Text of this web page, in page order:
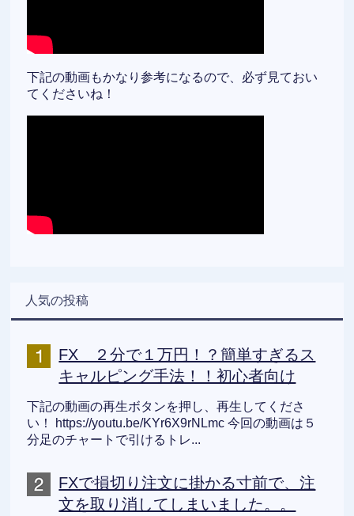
下記の動画もかなり参考になるので、必ず見ておい
てくださいね！
人気の投稿
FX ２分で１万円！？簡単すぎるス
キャルピング手法！！初心者向け
下記の動画の再生ボタンを押し、再生してくださ
い！ https://youtu.be/KYr6X9rNLmc 今回の動画は５
分足のチャートで引けるトレ...
FXで損切り注文に掛かる寸前で、注
文を取り消してしまいました。。